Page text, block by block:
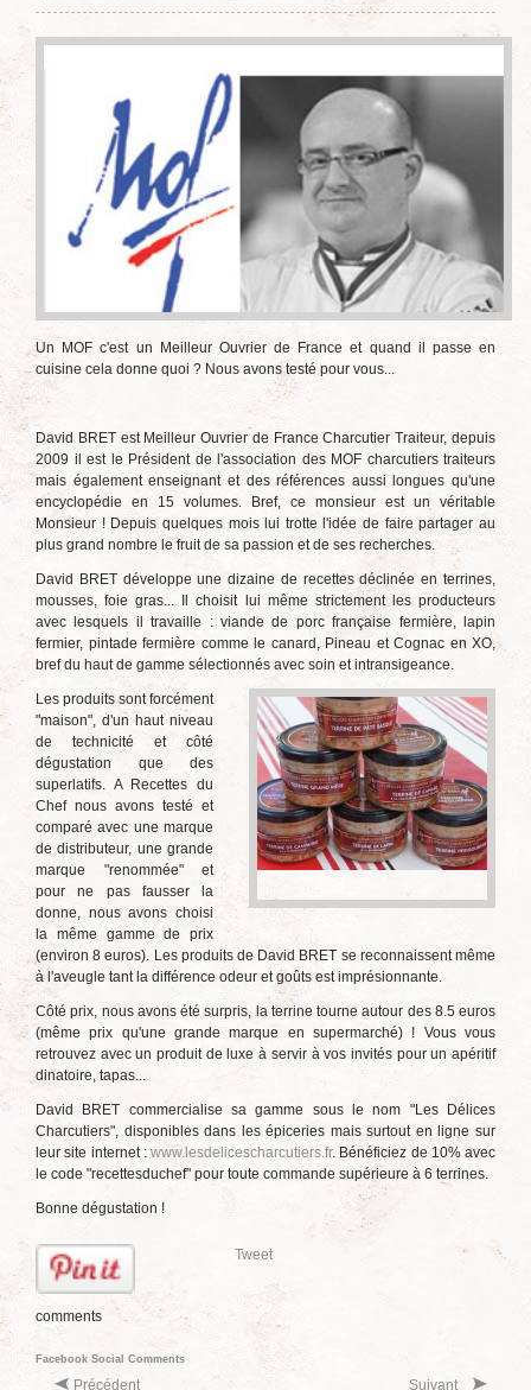
Un MOF c'est un Meilleur Ouvrier de France et quand il passe en
cuisine cela donne quoi ? Nous avons testé pour vous...
David BRET est Meilleur Ouvrier de France Charcutier Traiteur, depuis
2009 il est le Président de l'association des MOF charcutiers traiteurs
mais également enseignant et des références aussi longues qu'une
encyclopédie en 15 volumes. Bref, ce monsieur est un véritable
Monsieur ! Depuis quelques mois lui trotte l'idée de faire partager au
plus grand nombre le fruit de sa passion et de ses recherches.
David BRET développe une dizaine de recettes déclinée en terrines,
mousses, foie gras... Il choisit lui même strictement les producteurs
avec lesquels il travaille : viande de porc française fermière, lapin
fermier, pintade fermière comme le canard, Pineau et Cognac en XO,
bref du haut de gamme sélectionnés avec soin et intransigeance.
Les produits sont forcément
"maison", d'un haut niveau
de technicité et côté
dégustation que des
superlatifs. A Recettes du
Chef nous avons testé et
comparé avec une marque
de distributeur, une grande
marque "renommée" et
pour ne pas fausser la
donne, nous avons choisi
la même gamme de prix
(environ 8 euros). Les produits de David BRET se reconnaissent même
à l'aveugle tant la différence odeur et goûts est imprésionnante.
Côté prix, nous avons été surpris, la terrine tourne autour des 8.5 euros
(même prix qu'une grande marque en supermarché) ! Vous vous
retrouvez avec un produit de luxe à servir à vos invités pour un apéritif
dinatoire, tapas...
David BRET commercialise sa gamme sous le nom "Les Délices
Charcutiers", disponibles dans les épiceries mais surtout en ligne sur
leur site internet : www.lesdelicescharcutiers.fr. Bénéficiez de 10% avec
le code "recettesduchef" pour toute commande supérieure à 6 terrines.
Bonne dégustation !
Tweet
comments
Facebook Social Comments
Précédent Suivant